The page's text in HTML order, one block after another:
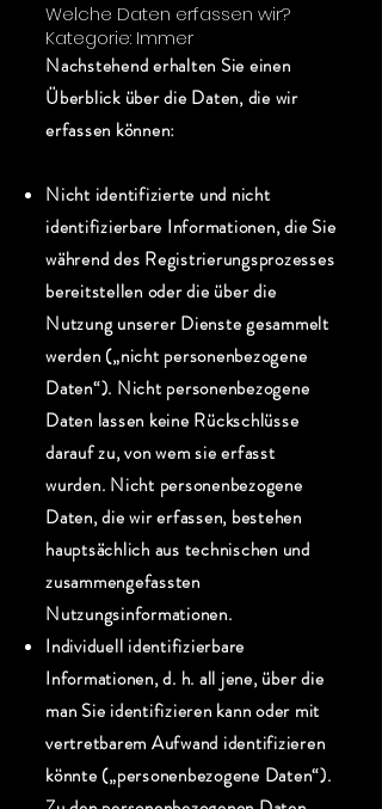
Welche Daten erfassen wir?
Kategorie: Immer
Nachstehend erhalten Sie einen
Überblick über die Daten, die wir
erfassen können:
Nicht identifizierte und nicht
identifizierbare Informationen, die Sie
während des Registrierungsprozesses
bereitstellen oder die über die
Nutzung unserer Dienste gesammelt
werden („nicht personenbezogene
Daten“). Nicht personenbezogene
Daten lassen keine Rückschlüsse
darauf zu, von wem sie erfasst
wurden. Nicht personenbezogene
Daten, die wir erfassen, bestehen
hauptsächlich aus technischen und
zusammengefassten
Nutzungsinformationen.
Individuell identifizierbare
Informationen, d. h. all jene, über die
man Sie identifizieren kann oder mit
vertretbarem Aufwand identifizieren
könnte („personenbezogene Daten“).